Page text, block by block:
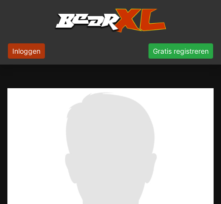
Inloggen Gratis registreren